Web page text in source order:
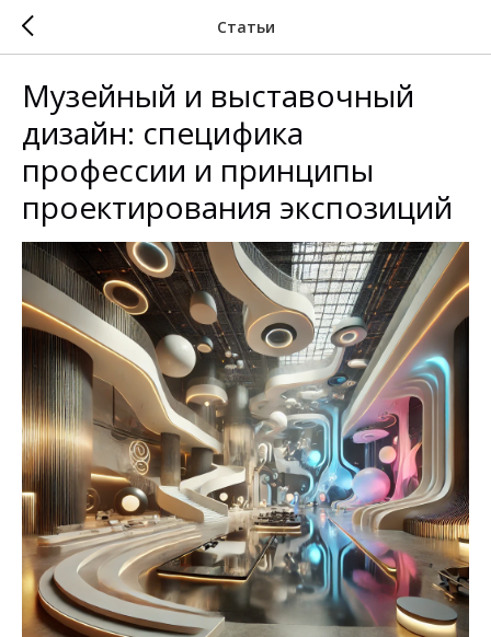
Статьи
Музейный и выставочный
дизайн: специфика
профессии и принципы
проектирования экспозиций